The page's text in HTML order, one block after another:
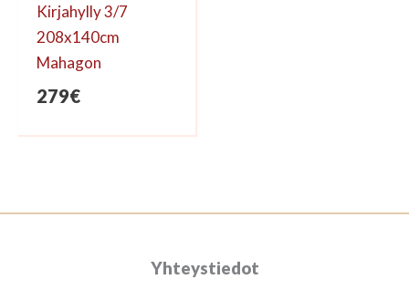
Kirjahylly 3/7
208x140cm
Mahagon
279€
Yhteystiedot